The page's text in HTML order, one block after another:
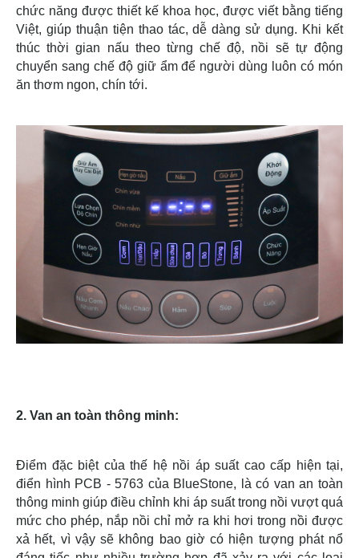
chức năng được thiết kế khoa học, được viết bằng tiếng
Việt, giúp thuận tiện thao tác, dễ dàng sử dụng. Khi kết
thúc thời gian nấu theo từng chế độ, nồi sẽ tự động
chuyển sang chế độ giữ ẩm để người dùng luôn có món
ăn thơm ngon, chín tới.
2. Van an toàn thông minh:
Điểm đặc biệt của thế hệ nồi áp suất cao cấp hiện tại,
điển hình PCB - 5763 của BlueStone, là có van an toàn
thông minh giúp điều chỉnh khi áp suất trong nồi vượt quá
mức cho phép, nắp nồi chỉ mở ra khi hơi trong nồi được
xả hết, vì vậy sẽ không bao giờ có hiện tượng phát nổ